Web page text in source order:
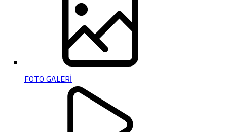
FOTO GALERİ